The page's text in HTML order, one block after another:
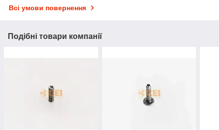
Всі умови повернення
Подібні товари компанії